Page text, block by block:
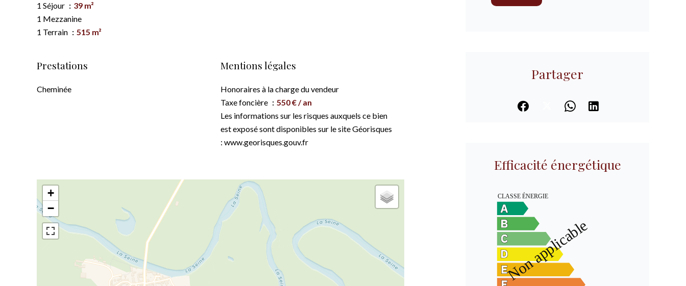
1 Séjour
39 m²
1 Mezzanine
1 Terrain
515 m²
Prestations
Cheminée
Mentions légales
Honoraires à la charge du vendeur
Taxe foncière
550 € / an
Les informations sur les risques auxquels ce bien
est exposé sont disponibles sur le site Géorisques
: www.georisques.gouv.fr
+
−
Partager
Efficacité énergétique